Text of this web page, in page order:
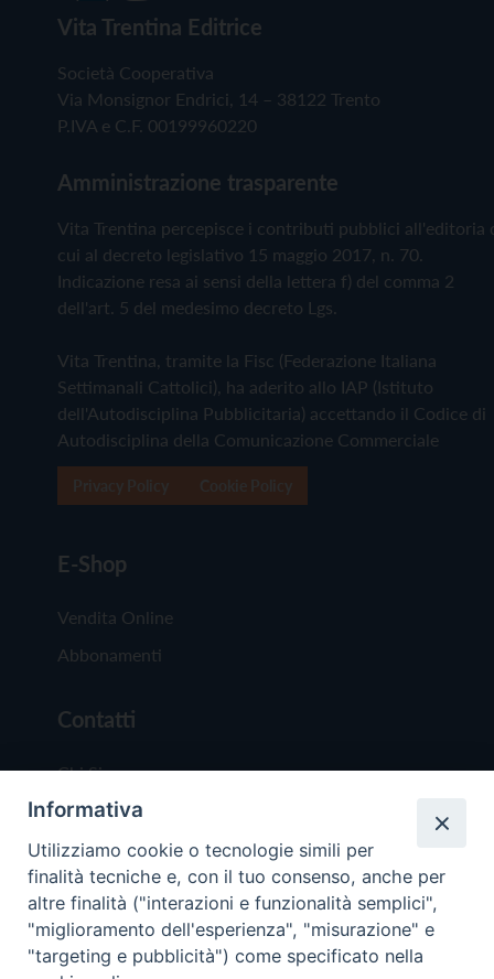
Vita Trentina Editrice
Società Cooperativa
Via Monsignor Endrici, 14 – 38122 Trento
P.IVA e C.F. 00199960220
Amministrazione trasparente
Vita Trentina percepisce i contributi pubblici all'editoria
cui al decreto legislativo 15 maggio 2017, n. 70.
Indicazione resa ai sensi della lettera f) del comma 2
dell'art. 5 del medesimo decreto Lgs.
Vita Trentina, tramite la Fisc (Federazione Italiana
Settimanali Cattolici), ha aderito allo IAP (Istituto
dell'Autodisciplina Pubblicitaria) accettando il Codice di
Autodisciplina della Comunicazione Commerciale
E-Shop
Vendita Online
Abbonamenti
Contatti
Chi Siamo
Redazione
Scrivici
Informativa
Utilizziamo cookie o tecnologie simili per
finalità tecniche e, con il tuo consenso, anche per
altre finalità ("interazioni e funzionalità semplici",
"miglioramento dell'esperienza", "misurazione" e
"targeting e pubblicità") come specificato nella